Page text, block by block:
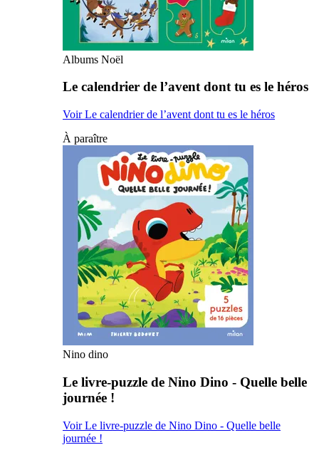
Albums Noël
Le calendrier de l’avent dont tu es le héros
Voir Le calendrier de l’avent dont tu es le héros
À paraître
Nino dino
Le livre-puzzle de Nino Dino - Quelle belle
journée !
Voir Le livre-puzzle de Nino Dino - Quelle belle
journée !